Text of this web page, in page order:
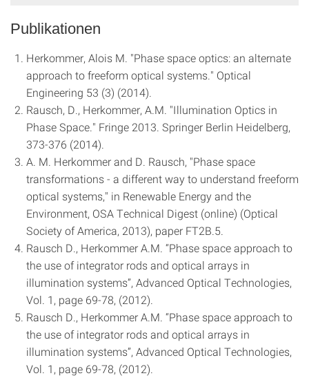
Publikationen
Herkommer, Alois M. "Phase space optics: an alternate
approach to freeform optical systems." Optical
Engineering 53 (3) (2014).
Rausch, D., Herkommer, A.M. "Illumination Optics in
Phase Space." Fringe 2013. Springer Berlin Heidelberg,
373-376 (2014).
A. M. Herkommer and D. Rausch, "Phase space
transformations - a different way to understand freeform
optical systems," in Renewable Energy and the
Environment, OSA Technical Digest (online) (Optical
Society of America, 2013), paper FT2B.5.
Rausch D., Herkommer A.M. “Phase space approach to
the use of integrator rods and optical arrays in
illumination systems”, Advanced Optical Technologies,
Vol. 1, page 69-78, (2012).
Rausch D., Herkommer A.M. “Phase space approach to
the use of integrator rods and optical arrays in
illumination systems”, Advanced Optical Technologies,
Vol. 1, page 69-78, (2012).